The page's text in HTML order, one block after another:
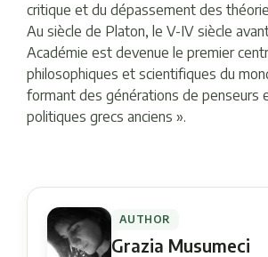
critique et du dépassement des
Au siècle de Platon, le V-IV siècle avant
Académie est devenue le premier
philosophiques et scientifiques du
formant des générations de penseurs
politiques grecs anciens ».
AUTHOR
Grazia Musumeci